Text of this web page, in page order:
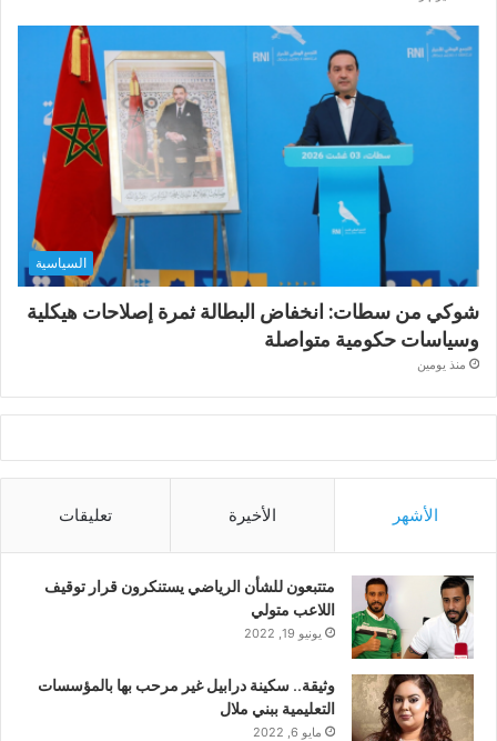
السياسية
شوكي من سطات: انخفاض البطالة ثمرة إصلاحات هيكلية
وسياسات حكومية متواصلة
منذ يومين
الأشهر الأخيرة تعليقات
متتبعون للشأن الرياضي يستنكرون قرار توقيف
اللاعب متولي
يونيو 19, 2022
وثيقة.. سكينة درابيل غير مرحب بها بالمؤسسات
التعليمية ببني ملال
مايو 6, 2022